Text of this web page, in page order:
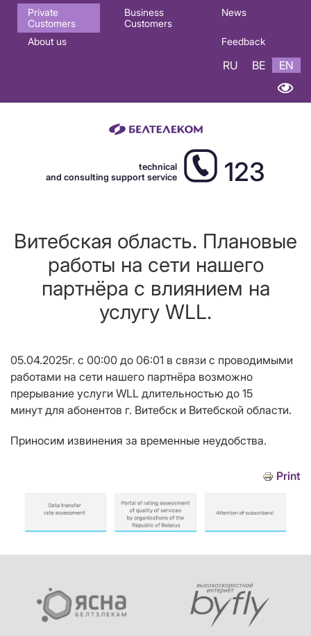
Основная
навигация
Private
Customers
Business
Customers
News
About us Feedback
RU BE EN
technical
and consulting support service
123
Витебская область. Плановые
работы на сети нашего
партнёра с влиянием на
услугу WLL.
05.04.2025г. с 00:00 до 06:01 в связи с проводимыми
работами на сети нашего партнёра возможно
прерывание услуги WLL длительностью до 15
минут для абонентов г. Витебск и Витебской области.
Приносим извинения за временные неудобства.
Print